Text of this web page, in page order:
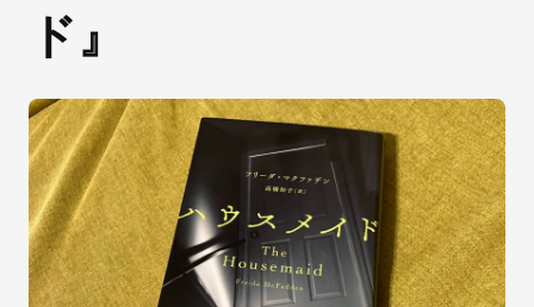
ド』